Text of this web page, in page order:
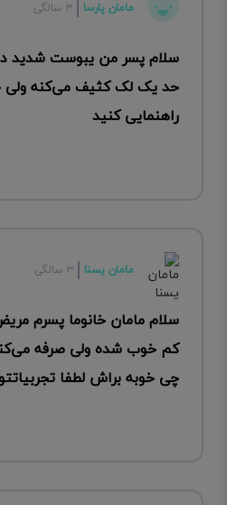
مامان پارسا ۳ سالگی
سلام پسر من یبوست شدید
حد یک لک کثیف می‌کنه ولی
راهنمایی کنید
مامان یسنا ۳ سالگی
سلام مامان خانوما پسرم
کم خوب شده ولی صرفه
چی خوبه براش لطفا